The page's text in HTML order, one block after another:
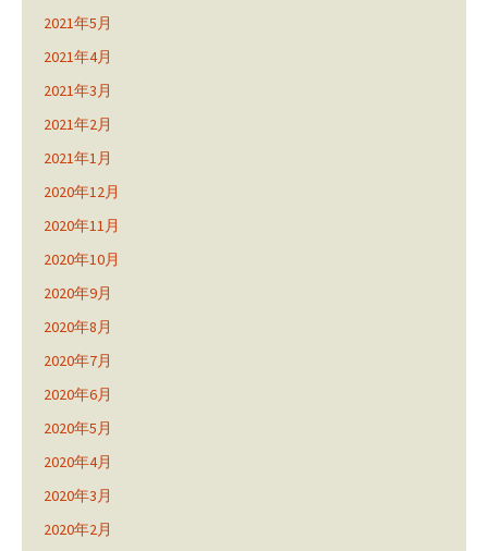
2021年5月
2021年4月
2021年3月
2021年2月
2021年1月
2020年12月
2020年11月
2020年10月
2020年9月
2020年8月
2020年7月
2020年6月
2020年5月
2020年4月
2020年3月
2020年2月